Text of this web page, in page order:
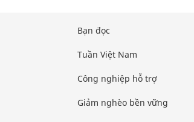
Bạn đọc
Tuần Việt Nam
Công nghiệp hỗ trợ
Giảm nghèo bền vững